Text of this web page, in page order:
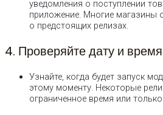
уведомления о поступлении
приложение. Многие магазины
о предстоящих релизах.
4. Проверяйте дату и
Узнайте, когда будет запуск
этому моменту. Некоторые
ограниченное время или